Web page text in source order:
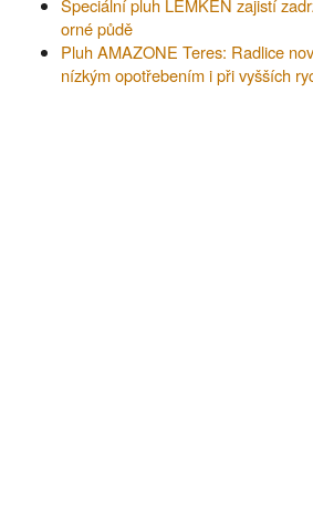
Speciální pluh LEMKEN zajistí
orné půdě
Pluh AMAZONE Teres: Radlice
nízkým opotřebením i při vyšších